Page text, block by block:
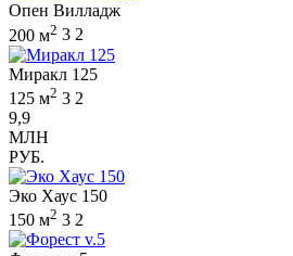
Опен Вилладж
200 м2 3 2
Миракл 125
125 м2 3 2
9,9
МЛН
РУБ.
Эко Хаус 150
150 м2 3 2